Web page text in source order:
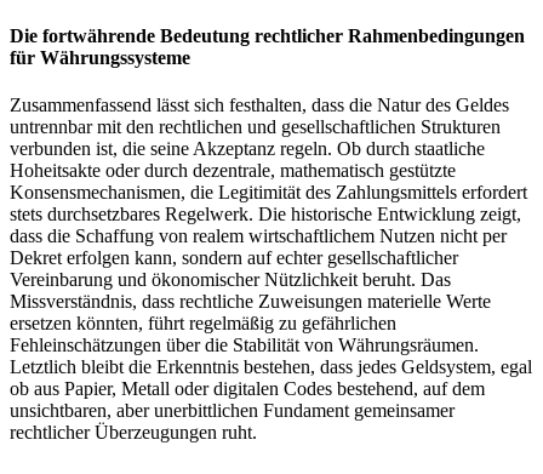
Die fortwährende Bedeutung rechtlicher Rahmenbedingungen
für Währungssysteme
Zusammenfassend lässt sich festhalten, dass die Natur des Geldes
untrennbar mit den rechtlichen und gesellschaftlichen Strukturen
verbunden ist, die seine Akzeptanz regeln. Ob durch staatliche
Hoheitsakte oder durch dezentrale, mathematisch gestützte
Konsensmechanismen, die Legitimität des Zahlungsmittels erfordert
stets durchsetzbares Regelwerk. Die historische Entwicklung zeigt,
dass die Schaffung von realem wirtschaftlichem Nutzen nicht per
Dekret erfolgen kann, sondern auf echter gesellschaftlicher
Vereinbarung und ökonomischer Nützlichkeit beruht. Das
Missverständnis, dass rechtliche Zuweisungen materielle Werte
ersetzen könnten, führt regelmäßig zu gefährlichen
Fehleinschätzungen über die Stabilität von Währungsräumen.
Letztlich bleibt die Erkenntnis bestehen, dass jedes Geldsystem, egal
ob aus Papier, Metall oder digitalen Codes bestehend, auf dem
unsichtbaren, aber unerbittlichen Fundament gemeinsamer
rechtlicher Überzeugungen ruht.